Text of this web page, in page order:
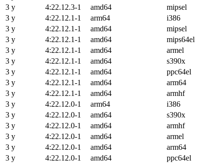
3 y
4:22.12.3-1 amd64 mipsel
3 y
4:22.12.1-1 arm64 i386
3 y
4:22.12.1-1 amd64 mipsel
3 y
4:22.12.1-1 amd64 mips64el
3 y
4:22.12.1-1 amd64 armel
3 y
4:22.12.1-1 amd64 s390x
3 y
4:22.12.1-1 amd64 ppc64el
3 y
4:22.12.1-1 amd64 arm64
3 y
4:22.12.1-1 amd64 armhf
3 y
4:22.12.0-1 arm64 i386
3 y
4:22.12.0-1 amd64 s390x
3 y
4:22.12.0-1 amd64 armhf
3 y
4:22.12.0-1 amd64 armel
3 y
4:22.12.0-1 amd64 arm64
3 y
4:22.12.0-1 amd64 ppc64el